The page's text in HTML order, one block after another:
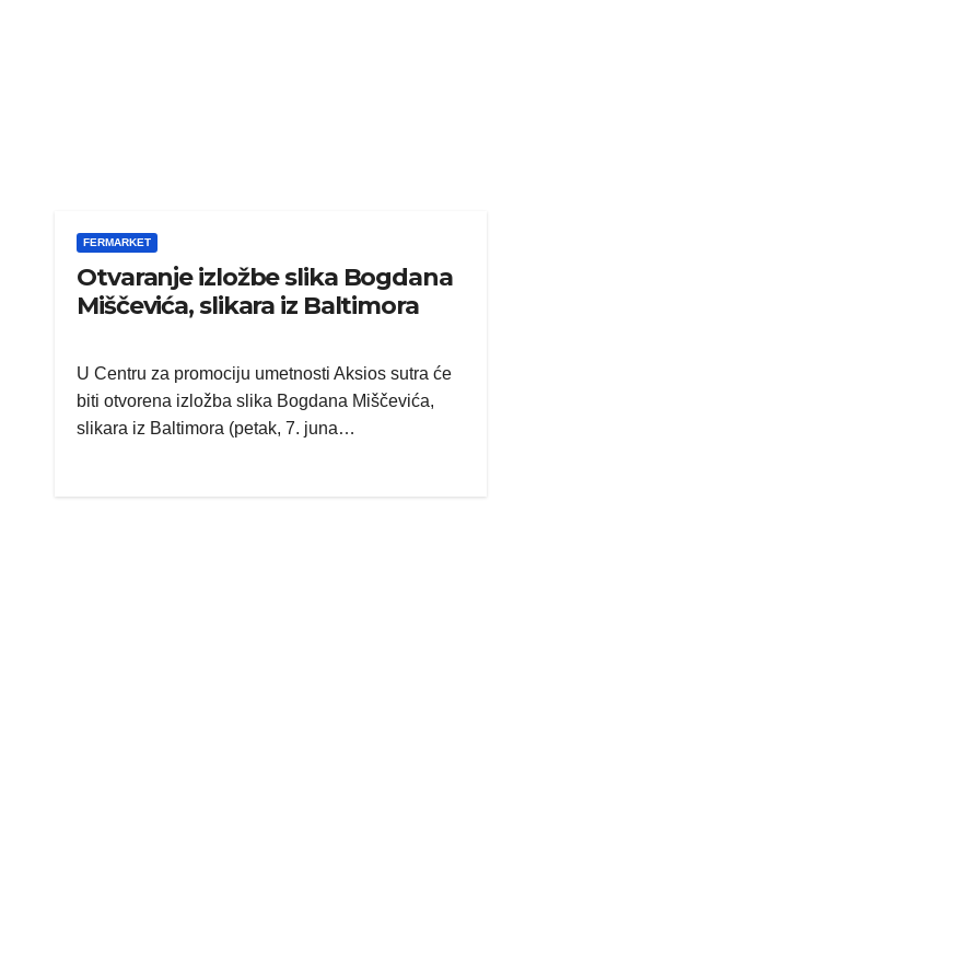
FERMARKET
Otvaranje izložbe slika Bogdana
Miščevića, slikara iz Baltimora
U Centru za promociju umetnosti Aksios sutra će
biti otvorena izložba slika Bogdana Miščevića,
slikara iz Baltimora (petak, 7. juna…